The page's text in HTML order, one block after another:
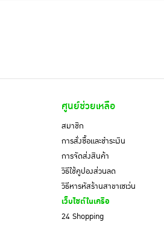
ศูนย์ช่วยเหลือ
สมาชิก
การสั่งซื้อและชำระเงิน
การจัดส่งสินค้า
วิธีใช้คูปองส่วนลด
วิธีหารหัสร้านสาขาเซเว่น
เว็บไซต์ในเครือ
24 Shopping